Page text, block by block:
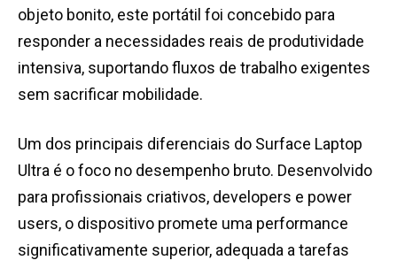
objeto bonito, este portátil foi concebido para
responder a necessidades reais de produtividade
intensiva, suportando fluxos de trabalho exigentes
sem sacrificar mobilidade.
Um dos principais diferenciais do Surface Laptop
Ultra é o foco no desempenho bruto. Desenvolvido
para profissionais criativos, developers e power
users, o dispositivo promete uma performance
significativamente superior, adequada a tarefas